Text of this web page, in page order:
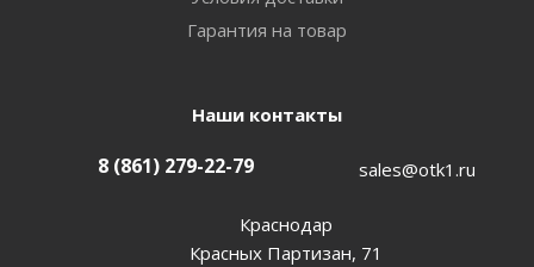
Гарантия на товар
Наши контакты
8 (861) 279-22-79 sales@otk1.ru
Краснодар
Красных Партизан, 71